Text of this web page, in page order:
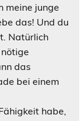
meine junge
das! Und du
Natürlich
das
bei einem
habe,